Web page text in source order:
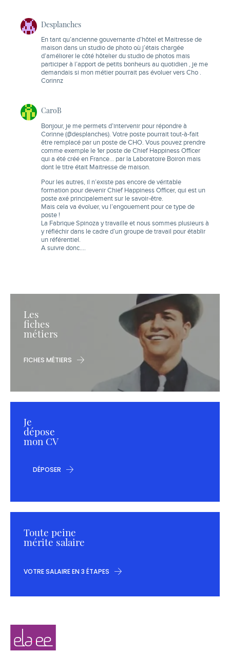
Desplanches
En tant qu’ancienne gouvernante d’hôtel et Maitresse de
maison dans un studio de photo où j’étais chargée
d’améliorer le côté hôtelier du studio de photos mais
participer à l’apport de petits bonheurs au quotidien , je me
demandais si mon métier pourrait pas évoluer vers Cho .
Corinnz
CaroB
Bonjour, je me permets d’intervenir pour répondre à
Corinne (@desplanches). Votre poste pourrait tout-à-fait
être remplacé par un poste de CHO. Vous pouvez prendre
comme exemple le 1er poste de Chief Happiness Officer
qui a été créé en France… par la Laboratoire Boiron mais
dont le titre était Maitresse de maison.
Pour les autres, il n’existe pas encore de véritable
formation pour devenir Chief Happiness Officer, qui est un
poste axé principalement sur le savoir-être.
Mais cela va évoluer, vu l’engouement pour ce type de
poste !
La Fabrique Spinoza y travaille et nous sommes plusieurs à
y réfléchir dans le cadre d’un groupe de travail pour établir
un référentiel.
A suivre donc….
Les
fiches
métiers
FICHES MÉTIERS
Je
dépose
mon CV
DÉPOSER
Toute peine
mérite salaire
VOTRE SALAIRE EN 3 ÉTAPES
Navigation
secondaire
Elaee